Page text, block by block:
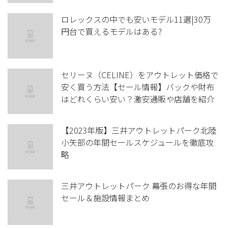
ロレックスの中でも安いモデル11選|30万
円台で買えるモデルはある?
セリーヌ（CELINE）をアウトレット価格で
安く買う方法【セール情報】バックや財布
はどれくらい安い？激安通販や店舗を紹介
【2023年版】三井アウトレットパーク北陸
小矢部の年間セールスケジュールを徹底攻
略
三井アウトレットパーク 幕張のお得な年間
セール＆施設情報まとめ